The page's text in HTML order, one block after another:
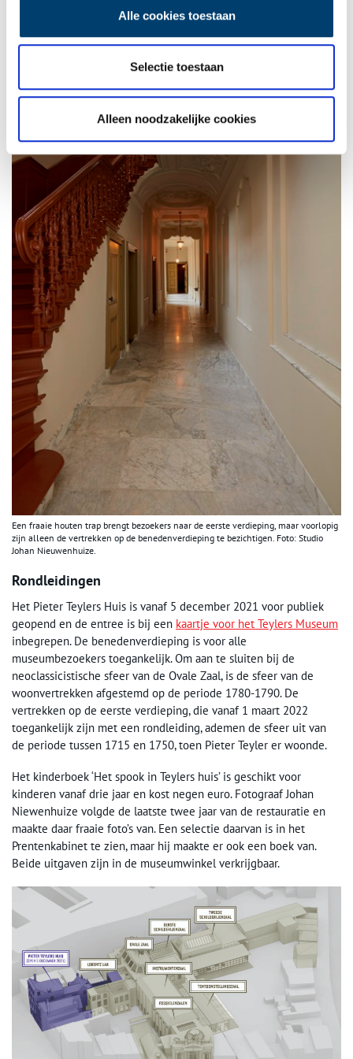
Alle cookies toestaan
Selectie toestaan
Alleen noodzakelijke cookies
Een fraaie houten trap brengt bezoekers naar de eerste verdieping, maar voorlopig
zijn alleen de vertrekken op de benedenverdieping te bezichtigen. Foto: Studio
Johan Nieuwenhuize.
Rondleidingen
Het Pieter Teylers Huis is vanaf 5 december 2021 voor publiek
geopend en de entree is bij een kaartje voor het Teylers Museum
inbegrepen. De benedenverdieping is voor alle
museumbezoekers toegankelijk. Om aan te sluiten bij de
neoclassicistische sfeer van de Ovale Zaal, is de sfeer van de
woonvertrekken afgestemd op de periode 1780-1790. De
vertrekken op de eerste verdieping, die vanaf 1 maart 2022
toegankelijk zijn met een rondleiding, ademen de sfeer uit van
de periode tussen 1715 en 1750, toen Pieter Teyler er woonde.
Het kinderboek ‘Het spook in Teylers huis’ is geschikt voor
kinderen vanaf drie jaar en kost negen euro. Fotograaf Johan
Niewenhuize volgde de laatste twee jaar van de restauratie en
maakte daar fraaie foto’s van. Een selectie daarvan is in het
Prentenkabinet te zien, maar hij maakte er ook een boek van.
Beide uitgaven zijn in de museumwinkel verkrijgbaar.